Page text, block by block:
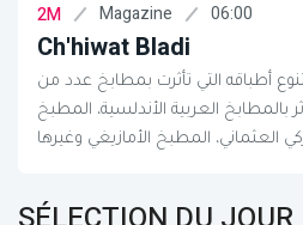
2M Magazine 06:00
Ch'hiwat Bladi
أطباقه التي تأثرت بمطابخ عدد من
بالمطابخ العربية الأندلسية، المطبخ
العثماني، المطبخ الأمازيغي وغيرها